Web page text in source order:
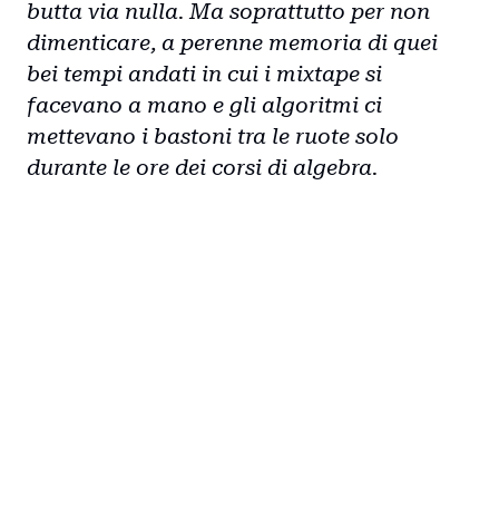
butta via nulla. Ma soprattutto per non
dimenticare, a perenne memoria di quei
bei tempi andati in cui i mixtape si
facevano a mano e gli algoritmi ci
mettevano i bastoni tra le ruote solo
durante le ore dei corsi di algebra.